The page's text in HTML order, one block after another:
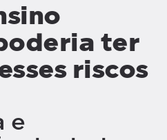
ter
riscos
e